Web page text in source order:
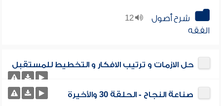
12
شرح أصول
الفقه
حل الازمات و ترتيب الافكار و التخطيط للمستقبل
صناعة النجاح - الحلقة 30 والأخيرة